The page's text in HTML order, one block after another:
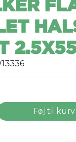
Føj til kurv